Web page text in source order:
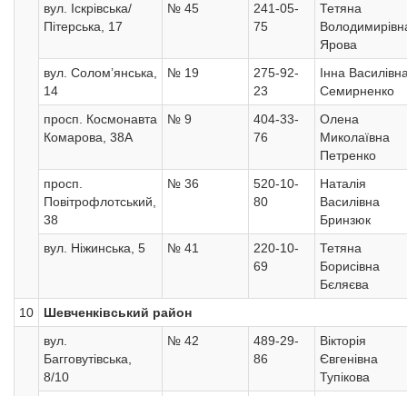
вул. Іскрівська/
Пітерська, 17
№ 45
241-05-
75
Тетяна
Ярова
вул. Солом’янська,
14
№ 19
275-92-
23
Інна
Семирненко
просп. Космонавта
Комарова, 38А
№ 9
404-33-
76
Олена
Миколаївна
Петренко
просп.
Повітрофлотський,
38
№ 36
520-10-
80
Наталія
Василівна
Бринзюк
вул. Ніжинська, 5
№ 41
220-10-
69
Тетяна
Борисівна
Бєляєва
10
Шевченківський район
вул.
Багговутівська,
8/10
№ 42
489-29-
86
Вікторія
Євгенівна
Тупікова